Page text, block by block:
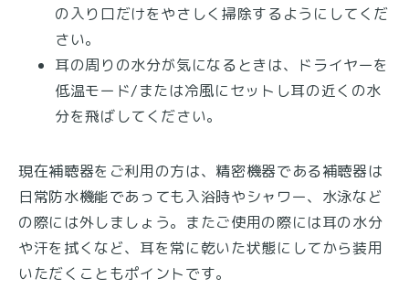
の入り口だけをやさしく掃除するようにしてくだ
さい。
耳の周りの水分が気になるときは、ドライヤーを
低温モード/または冷風にセットし耳の近くの水
分を飛ばしてください。
現在補聴器をご利用の方は、精密機器である補聴器は
日常防水機能であっても入浴時やシャワー、水泳など
の際には外しましょう。またご使用の際には耳の水分
や汗を拭くなど、耳を常に乾いた状態にしてから装用
いただくこともポイントです。